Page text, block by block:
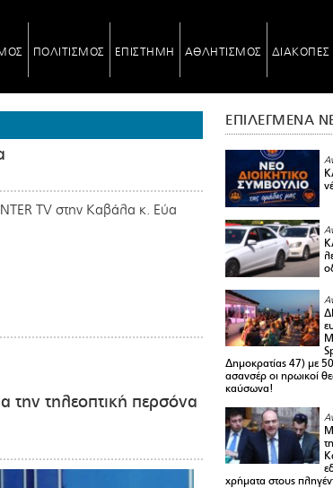
ΠΟΛΙΤΙΣΜΟΣ ΕΠΙΣΤΗΜΗ ΑΘΛΗΤΙΣΜΟΣ
TV στην Καβάλα κ. Εύα
τηλεοπτική περσόνα
ΕΠΙΛΕΓΜΕΝΑ
Δημοκρατίας 47) με
ασανσέρ οι ηρωικοί
καύσωνα!
χρήματα στους